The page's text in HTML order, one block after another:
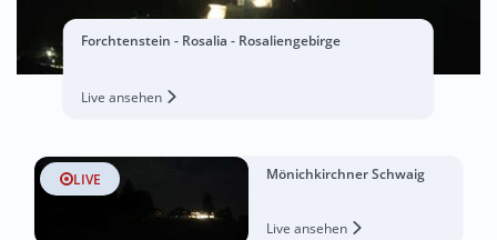
Forchtenstein - Rosalia - Rosaliengebirge
Live ansehen
LIVE Mönichkirchner Schwaig
Live ansehen